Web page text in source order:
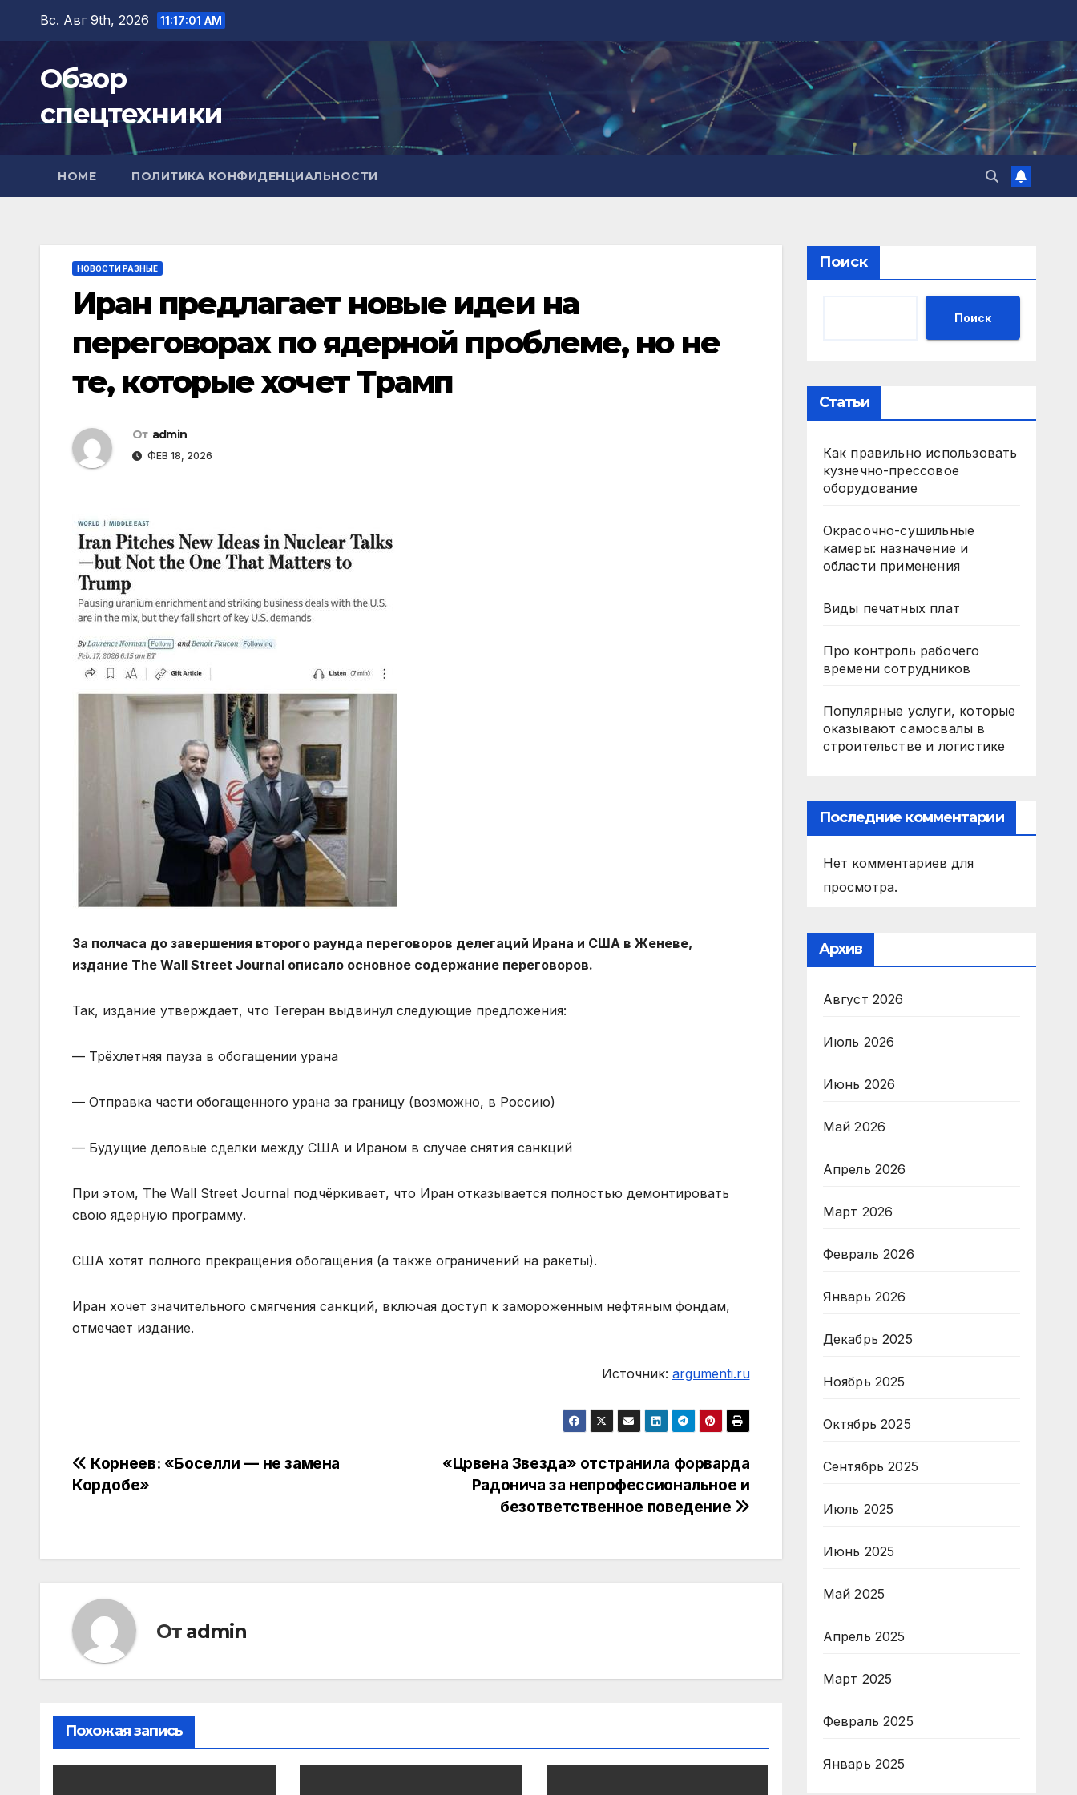
Перейти
содержимому
Вс. Авг 9th, 2026 11:17:02 AM
Обзор
спецтехники
HOME ПОЛИТИКА КОНФИДЕНЦИАЛЬНОСТИ
НОВОСТИ РАЗНЫЕ
Иран предлагает новые идеи на
переговорах по ядерной проблеме, но не
те, которые хочет Трамп
От admin
ФЕВ 18, 2026
За полчаса до завершения второго раунда переговоров делегаций Ирана и США в Женеве,
издание The Wall Street Journal описало основное содержание переговоров.
Так, издание утверждает, что Тегеран выдвинул следующие предложения:
— Трëхлетняя пауза в обогащении урана
— Отправка части обогащенного урана за границу (возможно, в Россию)
— Будущие деловые сделки между США и Ираном в случае снятия санкций
При этом, The Wall Street Journal подчёркивает, что Иран отказывается полностью демонтировать
свою ядерную программу.
США хотят полного прекращения обогащения (а также ограничений на ракеты).
Иран хочет значительного смягчения санкций, включая доступ к замороженным нефтяным фондам,
отмечает издание.
Источник: argumenti.ru
Навигация
по
«Црвена Звезда» отстранила форварда
Радонича за непрофессиональное и
безответственное поведение
Корнеев: «Боселли — не замена
Кордобе»
От admin
Похожая запись
Поиск
Поиск
Статьи
Как правильно использовать
кузнечно-прессовое
оборудование
Окрасочно-сушильные
камеры: назначение и
области применения
Виды печатных плат
Про контроль рабочего
времени сотрудников
Популярные услуги, которые
оказывают самосвалы в
строительстве и логистике
Последние комментарии
Нет комментариев для
просмотра.
Архив
Август 2026
Июль 2026
Июнь 2026
Май 2026
Апрель 2026
Март 2026
Февраль 2026
Январь 2026
Декабрь 2025
Ноябрь 2025
Октябрь 2025
Сентябрь 2025
Июль 2025
Июнь 2025
Май 2025
Апрель 2025
Март 2025
Февраль 2025
Январь 2025